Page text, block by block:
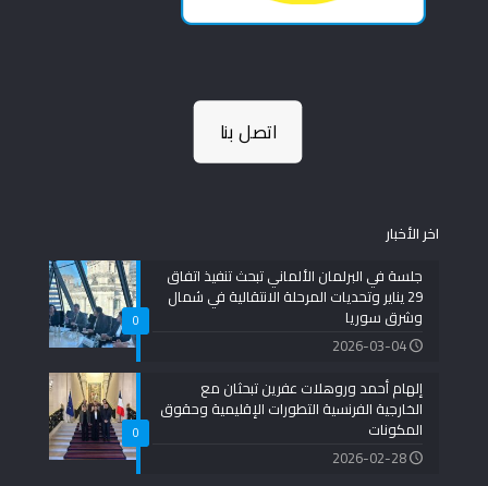
اتصل بنا
اخر الأخبار
0
جلسة في البرلمان الألماني تبحث تنفيذ اتفاق
29 يناير وتحديات المرحلة الانتقالية في شمال
وشرق سوريا
2026-03-04
0
إلهام أحمد وروهلات عفرين تبحثان مع
الخارجية الفرنسية التطورات الإقليمية وحقوق
المكونات
2026-02-28